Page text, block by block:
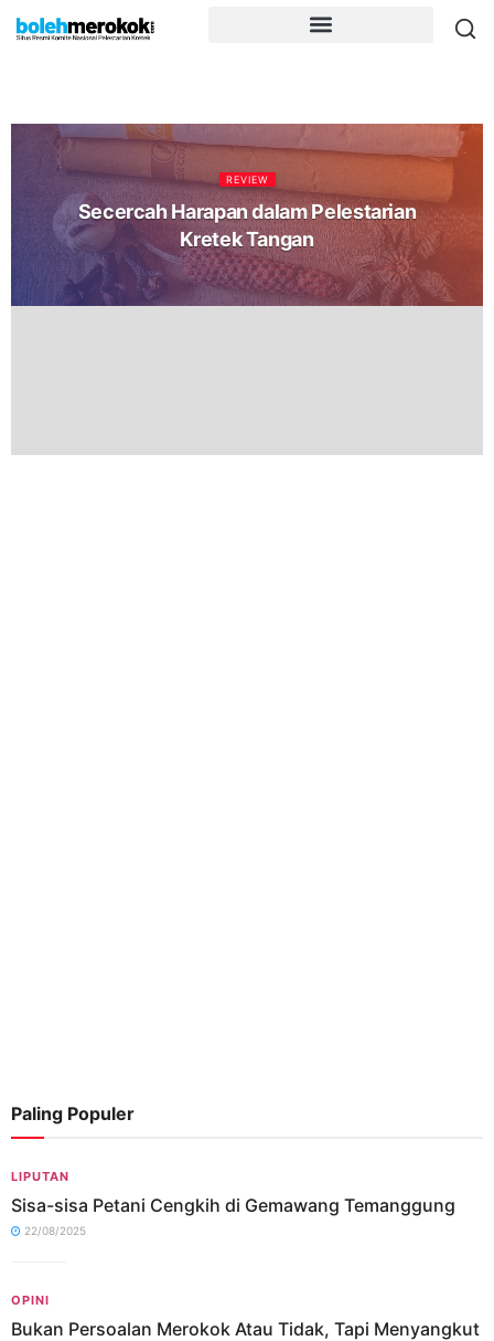
REVIEW
Secercah Harapan dalam Pelestarian
Kretek Tangan
Paling Populer
LIPUTAN
Sisa-sisa Petani Cengkih di Gemawang Temanggung
22/08/2025
OPINI
Bukan Persoalan Merokok Atau Tidak, Tapi Menyangkut